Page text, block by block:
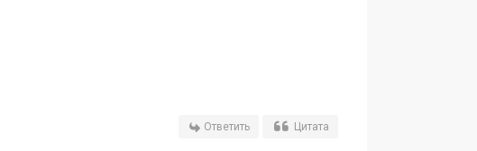
Ответить Цитата